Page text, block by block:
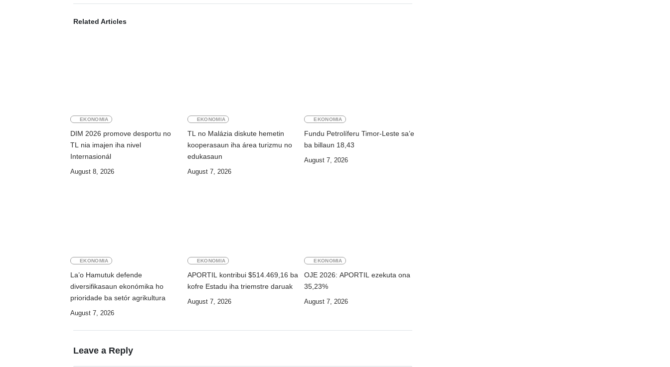
Related Articles
EKONOMIA
DIM 2026 promove desportu no
TL nia imajen iha nivel
Internasionál
August 8, 2026
EKONOMIA
TL no Malázia diskute hemetin
kooperasaun iha área turizmu no
edukasaun
August 7, 2026
EKONOMIA
Fundu Petrolíferu Timor-Leste sa’e
ba billaun 18,43
August 7, 2026
EKONOMIA
La’o Hamutuk defende
diversifikasaun ekonómika ho
prioridade ba setór agrikultura
August 7, 2026
EKONOMIA
APORTIL kontribui $514.469,16 ba
kofre Estadu iha triemstre daruak
August 7, 2026
EKONOMIA
OJE 2026: APORTIL ezekuta ona
35,23%
August 7, 2026
Leave a Reply